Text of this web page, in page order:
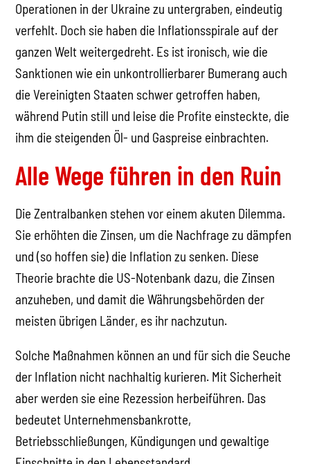
Operationen in der Ukraine zu untergraben, eindeutig
verfehlt. Doch sie haben die Inflationsspirale auf der
ganzen Welt weitergedreht. Es ist ironisch, wie die
Sanktionen wie ein unkontrollierbarer Bumerang auch
die Vereinigten Staaten schwer getroffen haben,
während Putin still und leise die Profite einsteckte, die
ihm die steigenden Öl- und Gaspreise einbrachten.
Alle Wege führen in den Ruin
Die Zentralbanken stehen vor einem akuten Dilemma.
Sie erhöhten die Zinsen, um die Nachfrage zu dämpfen
und (so hoffen sie) die Inflation zu senken. Diese
Theorie brachte die US-Notenbank dazu, die Zinsen
anzuheben, und damit die Währungsbehörden der
meisten übrigen Länder, es ihr nachzutun.
Solche Maßnahmen können an und für sich die Seuche
der Inflation nicht nachhaltig kurieren. Mit Sicherheit
aber werden sie eine Rezession herbeiführen. Das
bedeutet Unternehmensbankrotte,
Betriebsschließungen, Kündigungen und gewaltige